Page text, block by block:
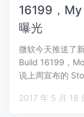
16199，
曝光
微软今天推送了
Build 16199，
说上周宣布的